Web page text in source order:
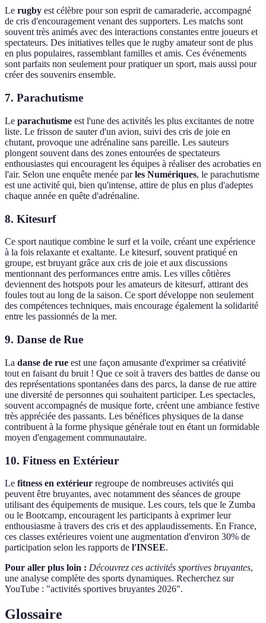
Le rugby est célèbre pour son esprit de camaraderie, accompagné
de cris d'encouragement venant des supporters. Les matchs sont
souvent très animés avec des interactions constantes entre joueurs et
spectateurs. Des initiatives telles que le rugby amateur sont de plus
en plus populaires, rassemblant familles et amis. Ces événements
sont parfaits non seulement pour pratiquer un sport, mais aussi pour
créer des souvenirs ensemble.
7. Parachutisme
Le parachutisme est l'une des activités les plus excitantes de notre
liste. Le frisson de sauter d'un avion, suivi des cris de joie en
chutant, provoque une adrénaline sans pareille. Les sauteurs
plongent souvent dans des zones entourées de spectateurs
enthousiastes qui encouragent les équipes à réaliser des acrobaties en
l'air. Selon une enquête menée parles Numériques, le parachutisme
est une activité qui, bien qu'intense, attire de plus en plus d'adeptes
chaque année en quête d'adrénaline.
8. Kitesurf
Ce sport nautique combine le surf et la voile, créant une expérience
à la fois relaxante et exaltante. Le kitesurf, souvent pratiqué en
groupe, est bruyant grâce aux cris de joie et aux discussions
mentionnant des performances entre amis. Les villes côtières
deviennent des hotspots pour les amateurs de kitesurf, attirant des
foules tout au long de la saison. Ce sport développe non seulement
des compétences techniques, mais encourage également la solidarité
entre les passionnés de la mer.
9. Danse de Rue
La danse de rue est une façon amusante d'exprimer sa créativité
tout en faisant du bruit ! Que ce soit à travers des battles de danse ou
des représentations spontanées dans des parcs, la danse de rue attire
une diversité de personnes qui souhaitent participer. Les spectacles,
souvent accompagnés de musique forte, créent une ambiance festive
très appréciée des passants. Les bénéfices physiques de la danse
contribuent à la forme physique générale tout en étant un formidable
moyen d'engagement communautaire.
10. Fitness en Extérieur
Le fitness en extérieur regroupe de nombreuses activités qui
peuvent être bruyantes, avec notamment des séances de groupe
utilisant des équipements de musique. Les cours, tels que le Zumba
ou le Bootcamp, encouragent les participants à exprimer leur
enthousiasme à travers des cris et des applaudissements. En France,
ces classes extérieures voient une augmentation d'environ 30% de
participation selon les rapports de l'INSEE.
Pour aller plus loin : Découvrez ces activités sportives bruyantes,
une analyse complète des sports dynamiques. Recherchez sur
YouTube : "activités sportives bruyantes 2026".
Glossaire